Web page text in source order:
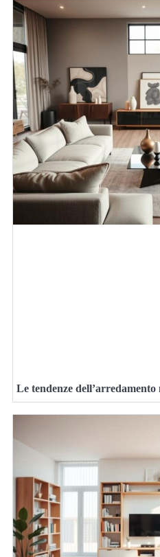
Le tendenze dell’arredamento